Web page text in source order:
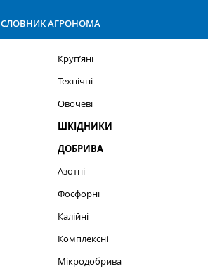
СЛОВНИК АГРОНОМА
Круп’яні
Технічні
Овочеві
ШКІДНИКИ
ДОБРИВА
Азотні
Фосфорні
Калійні
Комплексні
Мікродобрива